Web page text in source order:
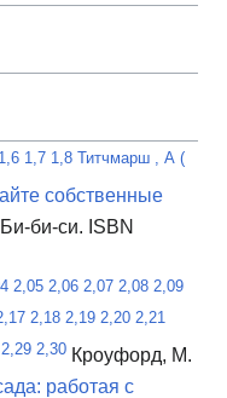
1,7 1,8 Титчмарш А (
собственные
би-си. ISBN
2,05 2,06 2,07 2,08 2,09
2,18 2,19 2,20 2,21
2,29 2,30 Кроуфорд, М.
работая с